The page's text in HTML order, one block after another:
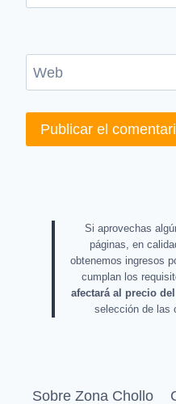
Web
Si aprovechas
páginas, en
obtenemos ingresos
cumplan los
afectará al precio
selección de las
Sobre Zona Chollo